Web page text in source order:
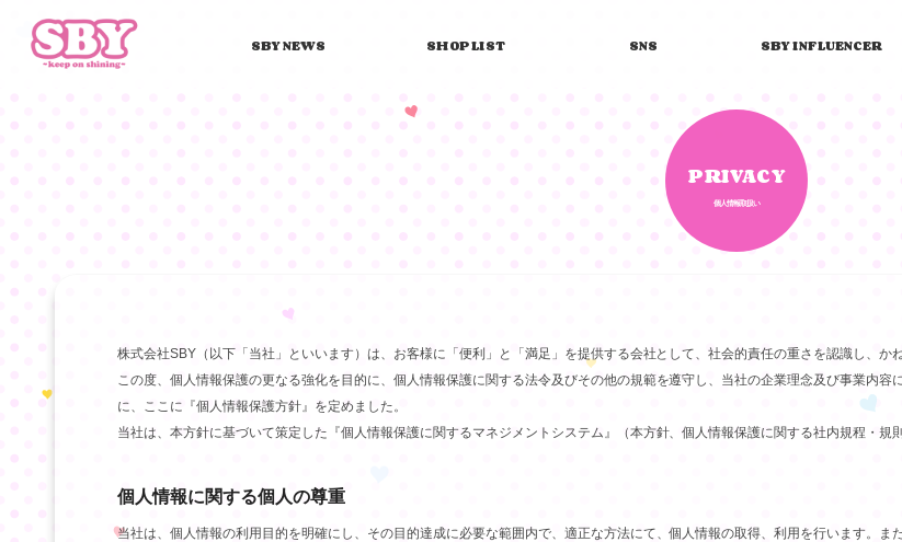
SBY NEWS SHOP LIST SNS SBY INFLUENCER
PRIVACY
個人情報取扱い
株式会社SBY（以下「当社」といいます）は、お客様に「便利」と「満足」を提供する会社として、社会的責任の重さを認識し、か
この度、個人情報保護の更なる強化を目的に、個人情報保護に関する法令及びその他の規範を遵守し、当社の企業理念及び事業内
に、ここに『個人情報保護方針』を定めました。
当社は、本方針に基づいて策定した『個人情報保護に関するマネジメントシステム』（本方針、個人情報保護に関する社内規程・規
個人情報に関する個人の尊重
当社は、個人情報の利用目的を明確にし、その目的達成に必要な範囲内で、適正な方法にて、個人情報の取得、利用を行います。